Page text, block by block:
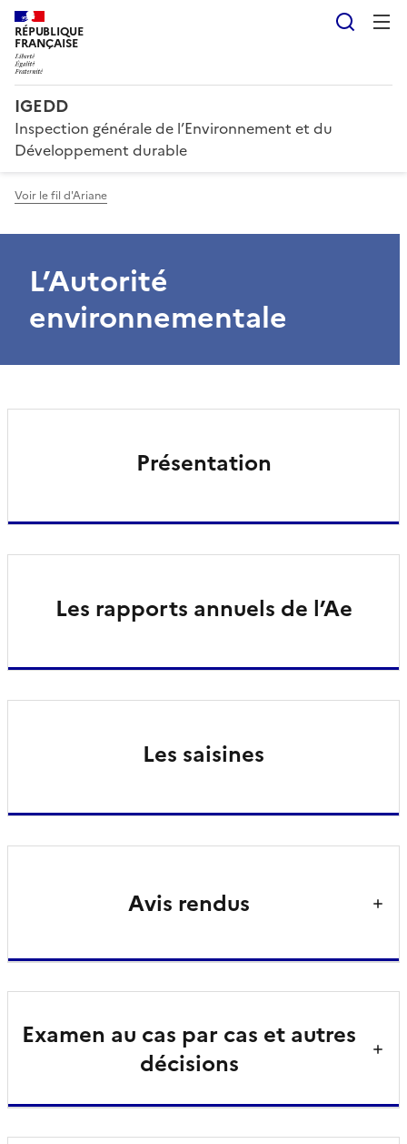
RÉPUBLIQUE
FRANÇAISE
IGEDD
Inspection générale de l’Environnement et du
Développement durable
Voir le fil d'Ariane
L’Autorité
environnementale
Présentation
Les rapports annuels de l’Ae
Les saisines
Avis rendus
Examen au cas par cas et autres
décisions